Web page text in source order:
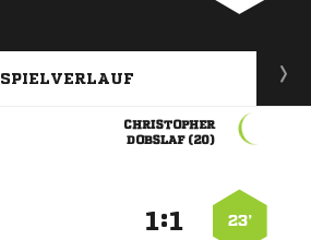
SPIELVERLAUF

 
23’
: